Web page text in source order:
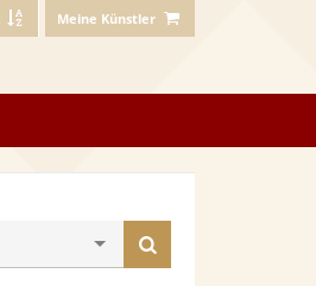
Meine Künstler
finden